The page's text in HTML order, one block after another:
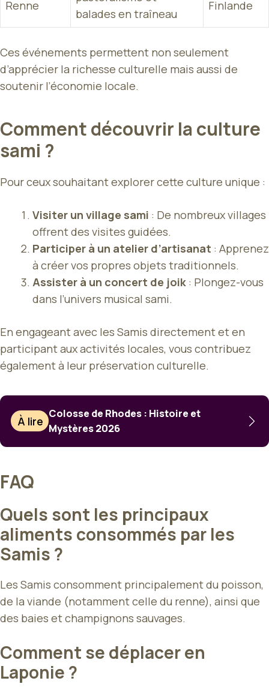
Renne
balades en traîneau
Finlande
Ces événements permettent non seulement
d’apprécier la richesse culturelle mais aussi de
soutenir l’économie locale.
Comment découvrir la culture
sami ?
Pour ceux souhaitant explorer cette culture unique :
Visiter un village sami : De nombreux villages
offrent des visites guidées.
Participer à un atelier d’artisanat : Apprenez
à créer vos propres objets traditionnels.
Assister à un concert de joik : Plongez-vous
dans l’univers musical sami.
En engageant avec les Samis directement et en
participant aux activités locales, vous contribuez
également à leur préservation culturelle.
À lire
Colosse de Rhodes : Histoire et
Mystères 2026
FAQ
Quels sont les principaux
aliments consommés par les
Samis ?
Les Samis consomment principalement du poisson,
de la viande (notamment celle du renne), ainsi que
des baies et champignons sauvages.
Comment se déplacer en
Laponie ?